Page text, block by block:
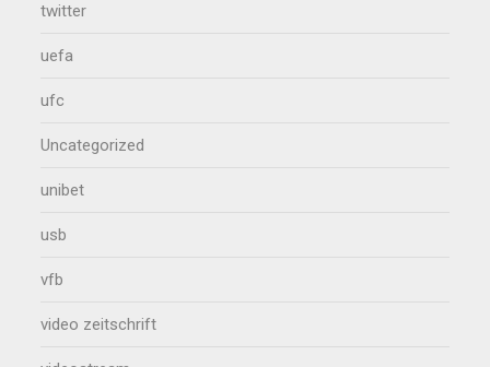
twitter
uefa
ufc
Uncategorized
unibet
usb
vfb
video zeitschrift